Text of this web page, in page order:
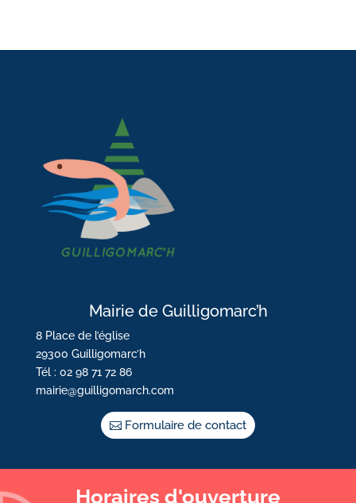
Mairie de Guilligomarc’h
8 Place de l’église
29300 Guilligomarc’h
Tél : 02 98 71 72 86
mairie@guilligomarch.com
Formulaire de contact
Horaires d'ouverture